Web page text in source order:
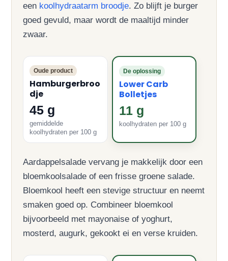
een koolhydraatarm broodje. Zo blijft je burger
goed gevuld, maar wordt de maaltijd minder
zwaar.
Oude product
Hamburgerbroo
dje
45 g
gemiddelde
koolhydraten per 100 g
De oplossing
Lower Carb
Bolletjes
11 g
koolhydraten per 100 g
Aardappelsalade vervang je makkelijk door een
bloemkoolsalade of een frisse groene salade.
Bloemkool heeft een stevige structuur en neemt
smaken goed op. Combineer bloemkool
bijvoorbeeld met mayonaise of yoghurt,
mosterd, augurk, gekookt ei en verse kruiden.